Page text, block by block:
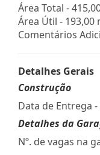
Área Total -
Área Útil - 193,00
Comentários
Detalhes Gerais
Construção
Data de Entrega
Detalhes da
Nº. de vagas na